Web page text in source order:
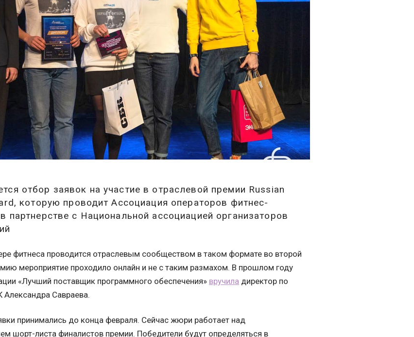
отбор заявок на участие в отраслевой премии Russian
которую проводит Ассоциация операторов фитнес-
партнерстве с Национальной ассоциацией организаторов
фитнеса проводится отраслевым сообществом в таком формате во второй
мероприятие проходило онлайн и не с таким размахом. В прошлом году
«Лучший поставщик программного обеспечения» вручила директор по
Александра Савраева.
принимались до конца февраля. Сейчас жюри работает над
шорт-листа финалистов премии. Победители будут определяться в